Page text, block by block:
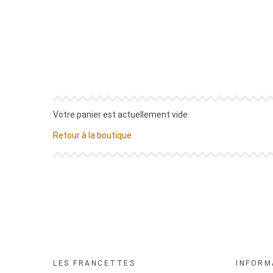
Votre panier est actuellement vide.
Retour à la boutique
LES FRANCETTES